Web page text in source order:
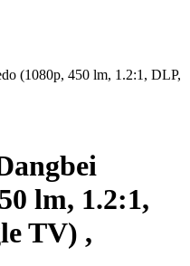
(1080p, 450 lm, 1.2:1, DLP,
lm, 1.2:1,
TV) ,